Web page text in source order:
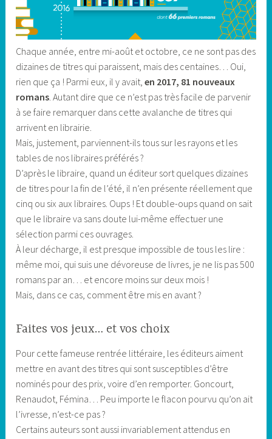
Chaque année, entre mi-août et octobre, ce ne sont pas des
dizaines de titres qui paraissent, mais des centaines… Oui,
rien que ça ! Parmi eux, il y avait,en 2017, 81 nouveaux
romans. Autant dire que ce n’est pas très facile de parvenir
à se faire remarquer dans cette avalanche de titres qui
arrivent en librairie.
Mais, justement, parviennent-ils tous sur les rayons et les
tables de nos libraires préférés ?
D’après le libraire, quand un éditeur sort quelques dizaines
de titres pour la fin de l’été, il n’en présente réellement que
cinq ou six aux libraires. Oups ! Et double-oups quand on sait
que le libraire va sans doute lui-même effectuer une
sélection parmi ces ouvrages.
À leur décharge, il est presque impossible de tous les lire :
même moi, qui suis une dévoreuse de livres, je ne lis pas 500
romans par an… et encore moins sur deux mois !
Mais, dans ce cas, comment être mis en avant ?
Faites vos jeux… et vos choix
Pour cette fameuse rentrée littéraire, les éditeurs aiment
mettre en avant des titres qui sont susceptibles d’être
nominés pour des prix, voire d’en remporter. Goncourt,
Renaudot, Fémina… Peu importe le flacon pourvu qu’on ait
l’ivresse, n’est-ce pas ?
Certains auteurs sont aussi invariablement attendus en